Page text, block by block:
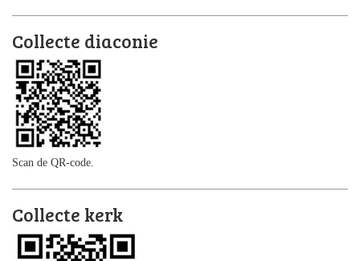
Collecte diaconie
Scan de QR-code.
Collecte kerk